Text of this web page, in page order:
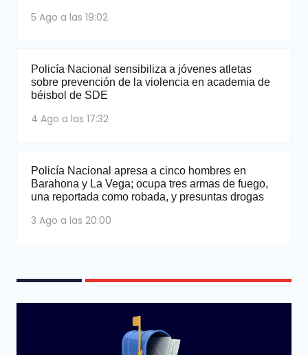
5 Ago a las 19:02
Policía Nacional sensibiliza a jóvenes atletas
sobre prevención de la violencia en academia de
béisbol de SDE
4 Ago a las 17:32
Policía Nacional apresa a cinco hombres en
Barahona y La Vega; ocupa tres armas de fuego,
una reportada como robada, y presuntas drogas
3 Ago a las 20:00